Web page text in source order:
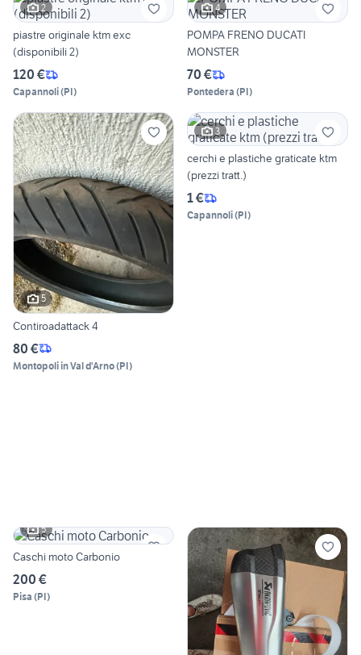
2
piastre originale ktm exc
(disponibili 2)
120 €
Capannoli(PI)
4
POMPA FRENO DUCATI
MONSTER
70 €
Pontedera (PI)
5
Contiroadattack 4
80 €
Montopoli in Val d'Arno(PI)
3
cerchi e plastiche graticate ktm
(prezzi tratt.)
1 €
Capannoli(PI)
5
Caschi moto Carbonio
200 €
Pisa (PI)